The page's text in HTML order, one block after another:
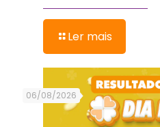
Ler mais
06/08/2026